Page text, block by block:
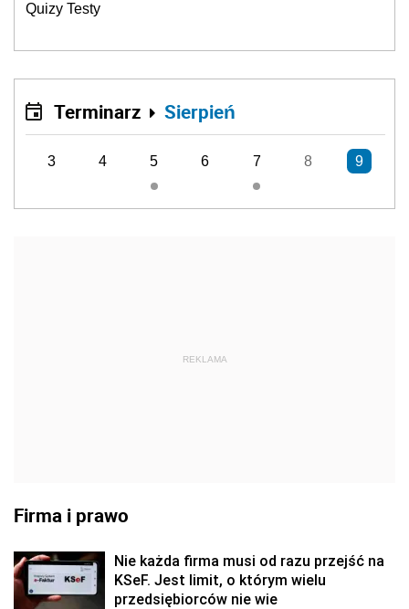
Quizy Testy
Terminarz Sierpień
3 4 5 6 7 8 9
REKLAMA
Firma i prawo
Nie każda firma musi od razu przejść na
KSeF. Jest limit, o którym wielu
przedsiębiorców nie wie